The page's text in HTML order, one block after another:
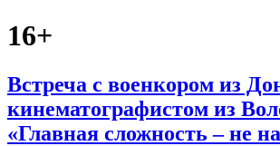
16+
Встреча с военкором из
кинематографистом из
«Главная сложность – не